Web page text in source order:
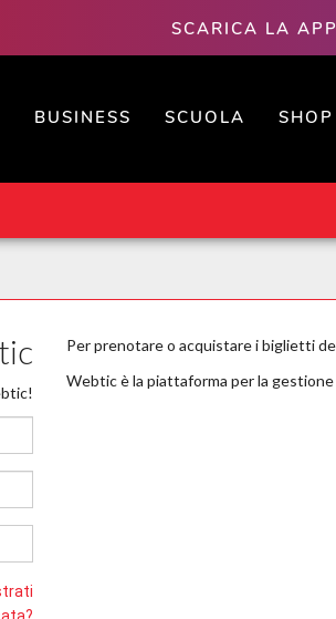
SCARICA LA APP
BUSINESS SCUOLA SHOP